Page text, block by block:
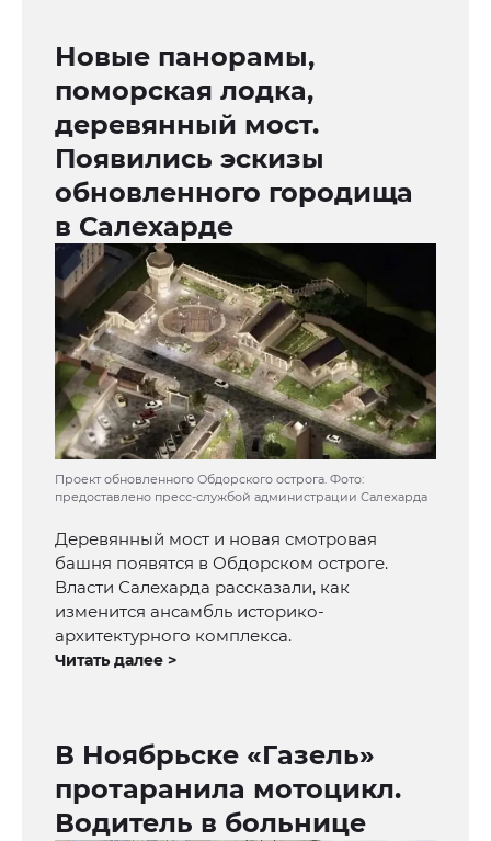
Новые панорамы,
поморская лодка,
деревянный мост.
Появились эскизы
обновленного городища
в Салехарде
Проект обновленного Обдорского острога. Фото:
предоставлено пресс-службой администрации Салехарда
Деревянный мост и новая смотровая
башня появятся в Обдорском остроге.
Власти Салехарда рассказали, как
изменится ансамбль историко-
архитектурного комплекса.
Читать далее >
В Ноябрьске «Газель»
протаранила мотоцикл.
Водитель в больнице